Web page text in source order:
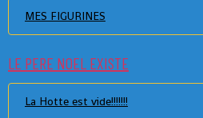
MES FIGURINES
LE PERE NOEL EXISTE
La Hotte est vide!!!!!!!